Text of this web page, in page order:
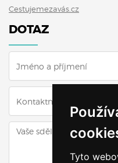
Tyto
Cestujemezavás.cz
DOTAZ